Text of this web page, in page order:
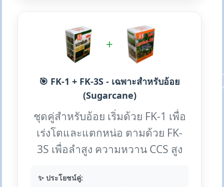
+
🎯 FK-1 + FK-3S - เฉพาะสำหรับอ้อย
(Sugarcane)
ชุดคู่สำหรับอ้อย เริ่มด้วย FK-1 เพื่อ
เร่งโตและแตกหน่อ ตามด้วย FK-
3S เพื่อลำสูง ความหวาน CCS สูง
✨ ประโยชน์คู่: